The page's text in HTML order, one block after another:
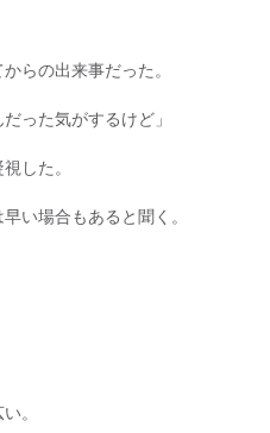
らの出来事だった。
った気がするけど」
した。
い場合もあると聞く。
。